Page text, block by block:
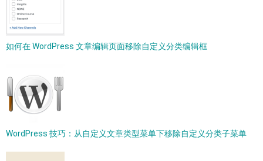
如何在 WordPress 文章编辑页面移除自定义分类编辑框
WordPress 技巧：从自定义文章类型菜单下移除自定义分类子菜单